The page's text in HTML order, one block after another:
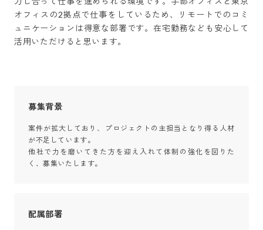
オフィスの2拠点で仕事をしているため、リモートでのコミ
ュニケーションは得意な部署です。在宅勤務なども安心して
活用いただけると思います。
募集背景
案件が拡大しており、プロジェクトの主担当となり得る人材
が不足しています。
他社で力を磨いてきた方を迎え入れて体制の強化を図りた
く、募集いたします。
配属部署